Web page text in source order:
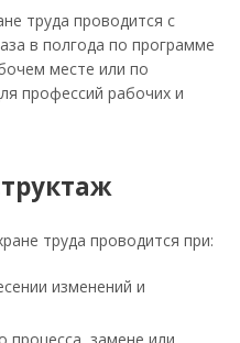
труда проводится с
в полгода по программе
месте или по
профессий рабочих и
труда проводится при:
изменений и